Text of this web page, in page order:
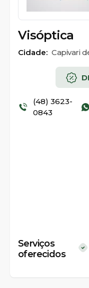
Visóptica
Cidade: Capivari
(48) 3623-
0843
Serviços
oferecidos